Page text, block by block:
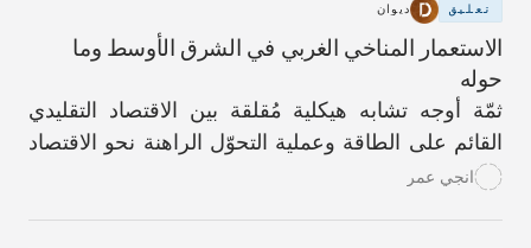
تعليق ديوان
الاستعمار المناخي الغربي في الشرق الأوسط وما
حوله
ثمّة أوجه تشابه هيكلية مُقلقة بين الاقتصاد التقليدي
القائم على الطاقة وعملية التحوّل الراهنة نحو الاقتصاد
الأخضر.انجي عمر